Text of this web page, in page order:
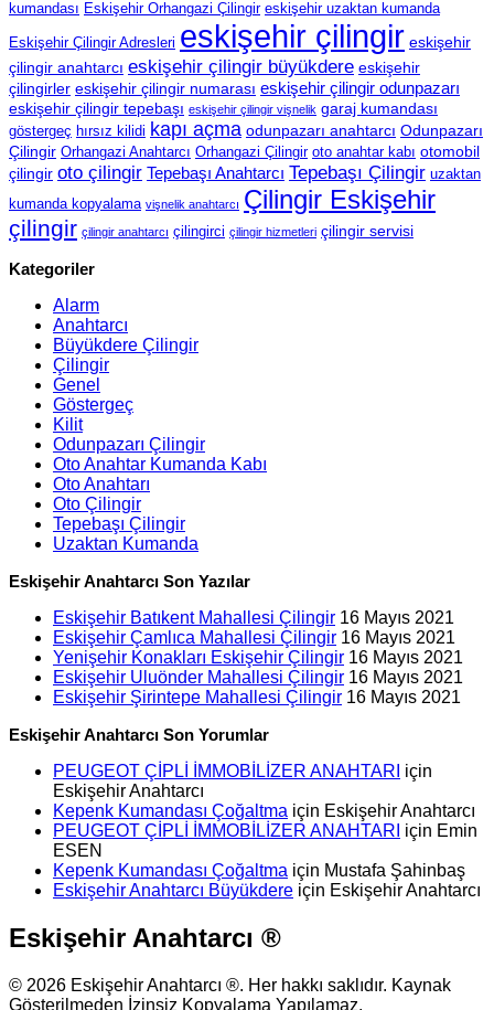
kumandası Eskişehir Orhangazi Çilingir eskişehir uzaktan kumanda
Eskişehir Çilingir Adresleri eskişehir çilingir eskişehir
çilingir anahtarcı eskişehir çilingir büyükdere eskişehir
çilingirler eskişehir çilingir numarası eskişehir çilingir odunpazarı
eskişehir çilingir tepebaşı eskişehir çilingir vişnelik garaj kumandası
göstergeç hırsız kilidi kapı açma odunpazarı anahtarcı Odunpazarı
Çilingir Orhangazi Anahtarcı Orhangazi Çilingir oto anahtar kabı otomobil
çilingir oto çilingir Tepebaşı Anahtarcı Tepebaşı Çilingir uzaktan
kumanda kopyalama vişnelik anahtarcı Çilingir Eskişehir
çilingir çilingir anahtarcı çilingirci çilingir hizmetleri çilingir servisi
Kategoriler
Alarm
Anahtarcı
Büyükdere Çilingir
Çilingir
Genel
Göstergeç
Kilit
Odunpazarı Çilingir
Oto Anahtar Kumanda Kabı
Oto Anahtarı
Oto Çilingir
Tepebaşı Çilingir
Uzaktan Kumanda
Eskişehir Anahtarcı Son Yazılar
Eskişehir Batıkent Mahallesi Çilingir 16 Mayıs 2021
Eskişehir Çamlıca Mahallesi Çilingir 16 Mayıs 2021
Yenişehir Konakları Eskişehir Çilingir 16 Mayıs 2021
Eskişehir Uluönder Mahallesi Çilingir 16 Mayıs 2021
Eskişehir Şirintepe Mahallesi Çilingir 16 Mayıs 2021
Eskişehir Anahtarcı Son Yorumlar
PEUGEOT ÇİPLİ İMMOBİLİZER ANAHTARI için
Eskişehir Anahtarcı
Kepenk Kumandası Çoğaltma için Eskişehir Anahtarcı
PEUGEOT ÇİPLİ İMMOBİLİZER ANAHTARI için Emin
ESEN
Kepenk Kumandası Çoğaltma için Mustafa Şahinbaş
Eskişehir Anahtarcı Büyükdere için Eskişehir Anahtarcı
Eskişehir Anahtarcı ®
© 2026 Eskişehir Anahtarcı ®. Her hakkı saklıdır. Kaynak
Gösterilmeden İzinsiz Kopyalama Yapılamaz.